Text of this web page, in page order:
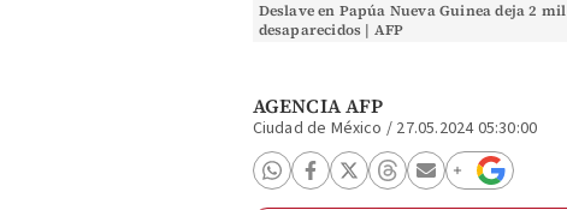
Deslave en Papúa Nueva Guinea deja 2 mil
desaparecidos | AFP
AGENCIA AFP
Ciudad de México / 27.05.2024 05:30:00